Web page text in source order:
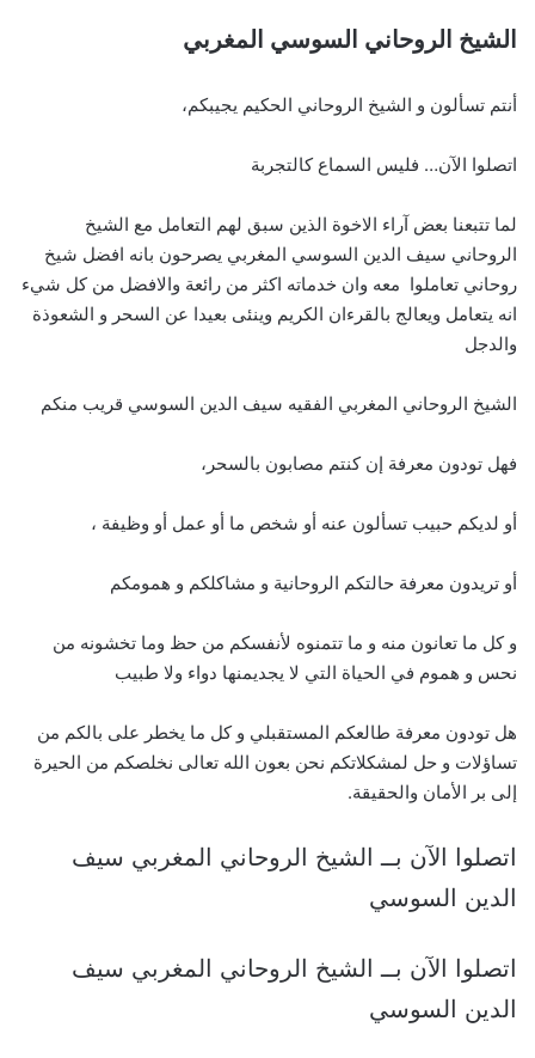
الشيخ الروحاني السوسي المغربي
أنتم تسألون و الشيخ الروحاني الحكيم يجيبكم،
اتصلوا الآن… فليس السماع كالتجربة
لما تتبعنا بعض آراء الاخوة الذين سبق لهم التعامل مع الشيخ
الروحاني سيف الدين السوسي المغربي يصرحون بانه افضل شيخ
روحاني تعاملوا معه وان خدماته اكثر من رائعة والافضل من كل شيء
انه يتعامل ويعالج بالقرءان الكريم وينئى بعيدا عن السحر و الشعوذة
والدجل
الشيخ الروحاني المغربي الفقيه سيف الدين السوسي قريب منكم
فهل تودون معرفة إن كنتم مصابون بالسحر،
أو لديكم حبيب تسألون عنه أو شخص ما أو عمل أو وظيفة ،
أو تريدون معرفة حالتكم الروحانية و مشاكلكم و همومكم
و كل ما تعانون منه و ما تتمنوه لأنفسكم من حظ وما تخشونه من
نحس و هموم في الحياة التي لا يجديمنها دواء ولا طبيب
هل تودون معرفة طالعكم المستقبلي و كل ما يخطر على بالكم من
تساؤلات و حل لمشكلاتكم نحن بعون الله تعالى نخلصكم من الحيرة
إلى بر الأمان والحقيقة.
اتصلوا الآن بــ الشيخ الروحاني المغربي سيف
الدين السوسي
اتصلوا الآن بــ الشيخ الروحاني المغربي سيف
الدين السوسي